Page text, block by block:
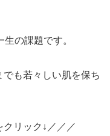
の課題です。
も若々しい肌を保ち
リック↓／／／